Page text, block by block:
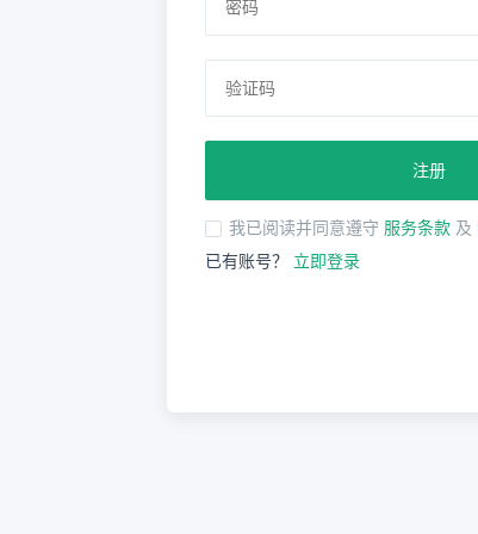
注册
我已阅读并同意遵守 服务条款 及
已有账号？ 立即登录